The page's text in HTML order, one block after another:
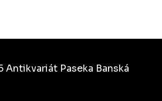
Paseka Banská